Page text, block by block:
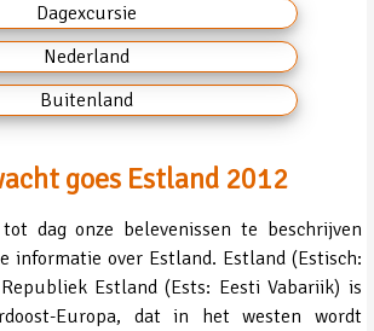
Dagexcursie
Nederland
Buitenland
goes Estland 2012
dag onze belevenissen te beschrijven
informatie over Estland. Estland (Estisch:
Estland (Ests: Eesti Vabariik) is
Europa, dat in het westen wordt